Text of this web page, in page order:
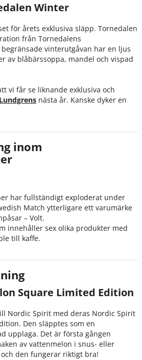
Winter
för årets exklusiva släpp. Tornedalen
från Tornedalens
vinterutgåvan har en ljus
av blåbärssoppa, mandel och vispad
vi får se liknande exklusiva och
Lundgrens nästa år. Kanske dyker en
inom
har fullständigt exploderat under
Match ytterligare ett varumärke
– Volt.
innehåller sex olika produkter med
till kaffe.
Square Limited Edition
Nordic Spirit med deras Nordic Spirit
Den släpptes som en
upplaga. Det är första gången
av vattenmelon i snus- eller
den fungerar riktigt bra!